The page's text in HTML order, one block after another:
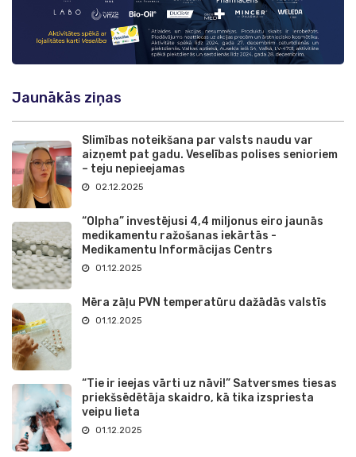
Jaunākās ziņas
Slimības noteikšana par valsts naudu var
aizņemt pat gadu. Veselības polises senioriem
– teju nepieejamas
02.12.2025
“Olpha” investējusi 4,4 miljonus eiro jaunās
medikamentu ražošanas iekārtās -
Medikamentu Informācijas Centrs
01.12.2025
Mēra zāļu PVN temperatūru dažādās valstīs
01.12.2025
“Tie ir ieejas vārti uz nāvi!” Satversmes tiesas
priekšsēdētāja skaidro, kā tika izspriesta
veipu lieta
01.12.2025